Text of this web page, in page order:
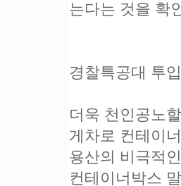
는다는 것을 확
경찰특공대 투
더욱 천인공노
게차로 컨테이
용산의 비극적
컨테이너박스